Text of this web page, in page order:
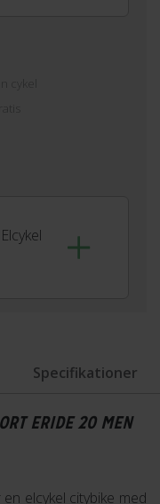
cykel
Specifikationer
ERIDE 20 MEN
elcykel citybike med